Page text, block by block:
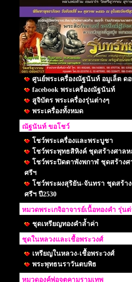
ศูนย์พระเครื่องณัฐนันท์ อมูเล็ต ด
facebook พระเครื่องณัฐนันท์
สูจิบัตร พระเครื่องรุ่นต่างๆ
พระเครื่องทั้งหมด
ณัฐนันท์ ขอโชว์
โชว์พระเครื่องและพระบูชา
โชว์พระพุทธสิหิงค์ ชุดสร้างศาลห
โชว์พระปิดตาพังพกาฬ ชุดสร้างศ
ศรีฯ
โชว์พระผงสุริยัน-จันทรา ชุดสร้า
ศรีฯ ปี2530
หมวดพระเกจิอาจารย์เนื้อทองคำ รุ่นต่
ชุดเหรียญทองคำล้ำค่า
ชุดในหลวงและเชื้อพระวงศ์
เหรียญในหลวง-เชื้อพระวงศ์
พระพุทธนราวันตบพิธ
หมวดองค์พ่อจตุคามรามเทพ